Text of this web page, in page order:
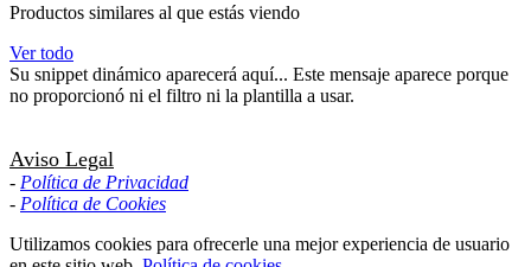
Productos similares al que estás viendo
Ver todo
Su snippet dinámico aparecerá aquí... Este mensaje aparece porque
no proporcionó ni el filtro ni la plantilla a usar.
Aviso Legal
- Política de Privacidad
- Política de Cookies
Utilizamos cookies para ofrecerle una mejor experiencia de usuario